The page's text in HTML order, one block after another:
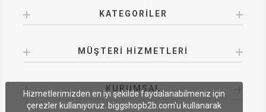
KATEGORILER
MÜŞTERI HIZMETLERI
KURUMSAL
Hizmetlerimizden en iyi şekilde faydalanabilmeniz için
çerezler kullanıyoruz. biggshopb2b.com'u kullanarak